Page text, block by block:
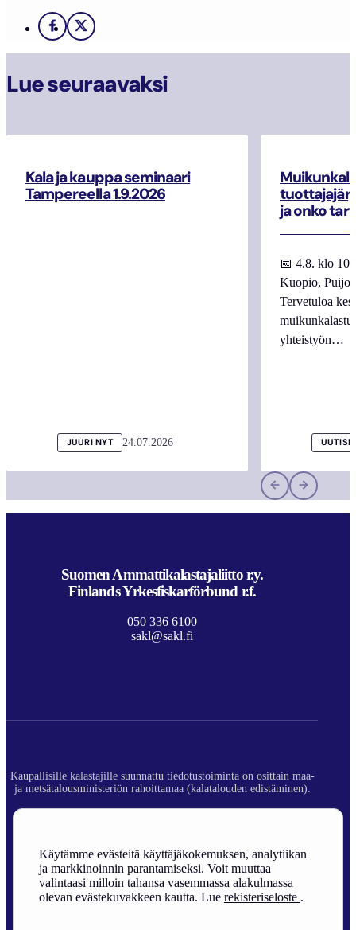
Käytämme evästeitä käyttäjäkokemuksen, analytiikan
ja markkinoinnin parantamiseksi. Voit muuttaa
valintaasi milloin tahansa vasemmassa alakulmassa
olevan evästekuvakkeen kautta. Lue rekisteriseloste .
Facebook
X
Lue seuraavaksi
Kala ja kauppa seminaari
Tampereella 1.9.2026
JUURI NYT 24.07.2026
ja onko
📅 4.8. klo
Kuopio,
Tervetuloa
yhteistyön…
Suomen Ammattikalastajaliitto r.y.
Finlands Yrkesfiskarförbund r.f.
050 336 6100
sakl@sakl.fi
Kaupallisille kalastajille suunnattu tiedotustoiminta on osittain maa-
ja metsätalousministeriön rahoittamaa (kalatalouden edistäminen).
Rekisteriseloste
Sivuston toteutus